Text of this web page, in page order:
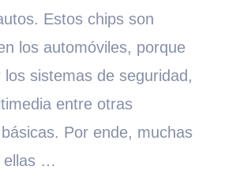
Estos chips son
los automóviles, porque
los sistemas de seguridad,
entre otras
Por ende, muchas
ellas …